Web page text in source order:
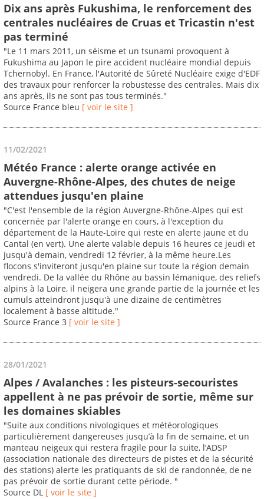
Dix ans après Fukushima, le renforcement des
centrales nucléaires de Cruas et Tricastin n'est
pas terminé
"Le 11 mars 2011, un séisme et un tsunami provoquent à
Fukushima au Japon le pire accident nucléaire mondial depuis
Tchernobyl. En France, l'Autorité de Sûreté Nucléaire exige d'EDF
des travaux pour renforcer la robustesse des centrales. Mais dix
ans après, ils ne sont pas tous terminés."
Source France bleu [ voir le site ]
11/02/2021
Météo France : alerte orange activée en
Auvergne-Rhône-Alpes, des chutes de neige
attendues jusqu'en plaine
"C'est l'ensemble de la région Auvergne-Rhône-Alpes qui est
concernée par l'alerte orange en cours, à l'exception du
département de la Haute-Loire qui reste en alerte jaune et du
Cantal (en vert). Une alerte valable depuis 16 heures ce jeudi et
jusqu'à demain, vendredi 12 février, à la même heure.Les
flocons s'inviteront jusqu'en plaine sur toute la région demain
vendredi. De la vallée du Rhône au bassin lémanique, des reliefs
alpins à la Loire, il neigera une grande partie de la journée et les
cumuls atteindront jusqu'à une dizaine de centimètres
localement à basse altitude."
Source France 3 [ voir le site ]
28/01/2021
Alpes / Avalanches : les pisteurs-secouristes
appellent à ne pas prévoir de sortie, même sur
les domaines skiables
"Suite aux conditions nivologiques et météorologiques
particulièrement dangereuses jusqu’à la fin de semaine, et un
manteau neigeux qui restera fragile pour la suite, l’ADSP
(association nationale des directeurs de pistes et de la sécurité
des stations) alerte les pratiquants de ski de randonnée, de ne
pas prévoir de sortie durant cette période. "
Source DL [ voir le site ]